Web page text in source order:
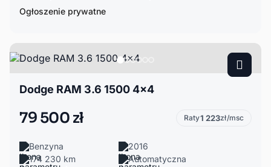
Ogłoszenie prywatne
Dodge RAM 3.6 1500 4x4
79 500 zł Raty1 223zł/msc
Benzyna
2016
174 230 km
Automatyczna